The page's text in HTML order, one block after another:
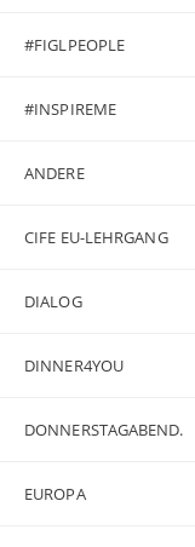
#FIGLPEOPLE
#INSPIREME
ANDERE
CIFE EU-LEHRGANG
DIALOG
DINNER4YOU
DONNERSTAGABEND.
EUROPA